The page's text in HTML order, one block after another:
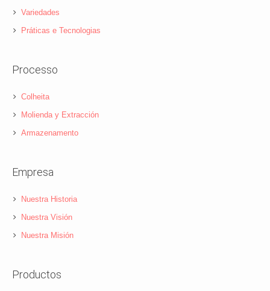
Variedades
Práticas e Tecnologias
Processo
Colheita
Molienda y Extracción
Armazenamento
Empresa
Nuestra Historia
Nuestra Visión
Nuestra Misión
Productos